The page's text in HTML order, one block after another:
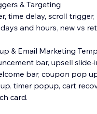
& Targeting
time delay, scroll
and hours, new vs
& Email Marketing
bar, upsell
bar, coupon pop
timer popup, cart
card.